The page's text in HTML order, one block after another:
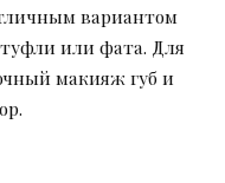
вариантом
или фата. Для
макияж губ и